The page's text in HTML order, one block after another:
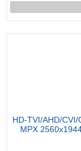
HD-TVI/AHD/
MPX